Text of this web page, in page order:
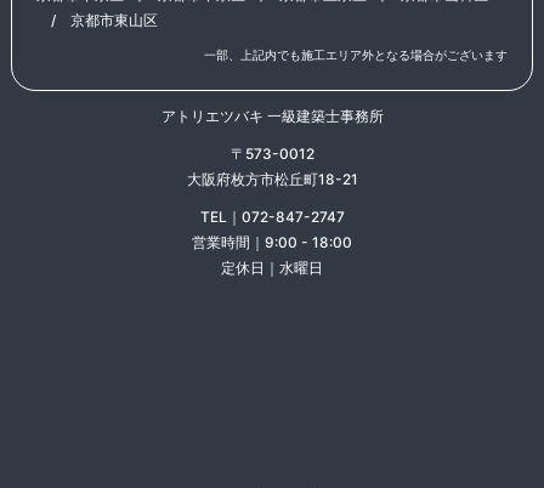
/ 京都市東山区
一部、上記内でも施工エリア外となる場合がございます
アトリエツバキ 一級建築士事務所
〒573-0012
大阪府枚方市松丘町18-21
TEL｜072-847-2747
営業時間｜9:00 - 18:00
定休日｜水曜日